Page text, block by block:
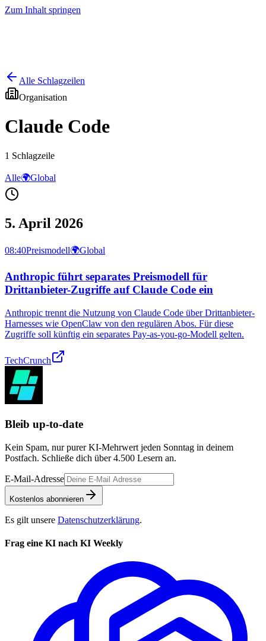
Zum Inhalt springen
Alle Schlagzeilen
Organisation
Claude Code
1 Schlagzeile
Alle🌍Global
5. April 2026
08:40Preismodell🌍Global
Anthropic führt separates Preismodell für
Drittanbieter-Zugriffe auf Claude Code ein
Anthropic trennt die Nutzung von Claude Code über Drittanbieter-
Harnesses wie OpenClaw von den regulären Abos. Für diese
Zugriffe soll künftig ein separates Pay-as-you-go-Modell gelten.
TechCrunch
Bleib up-to-date
Kein Spam, nur purer KI-Mehrwert jeden Sonntag in deinem
Postfach. Schließe dich über4.500 Lesern an.
E-Mail-Adresse
Kostenlos abonnieren
Es gilt unsere Datenschutzerklärung.
Frag eine KI nach KI Weekly